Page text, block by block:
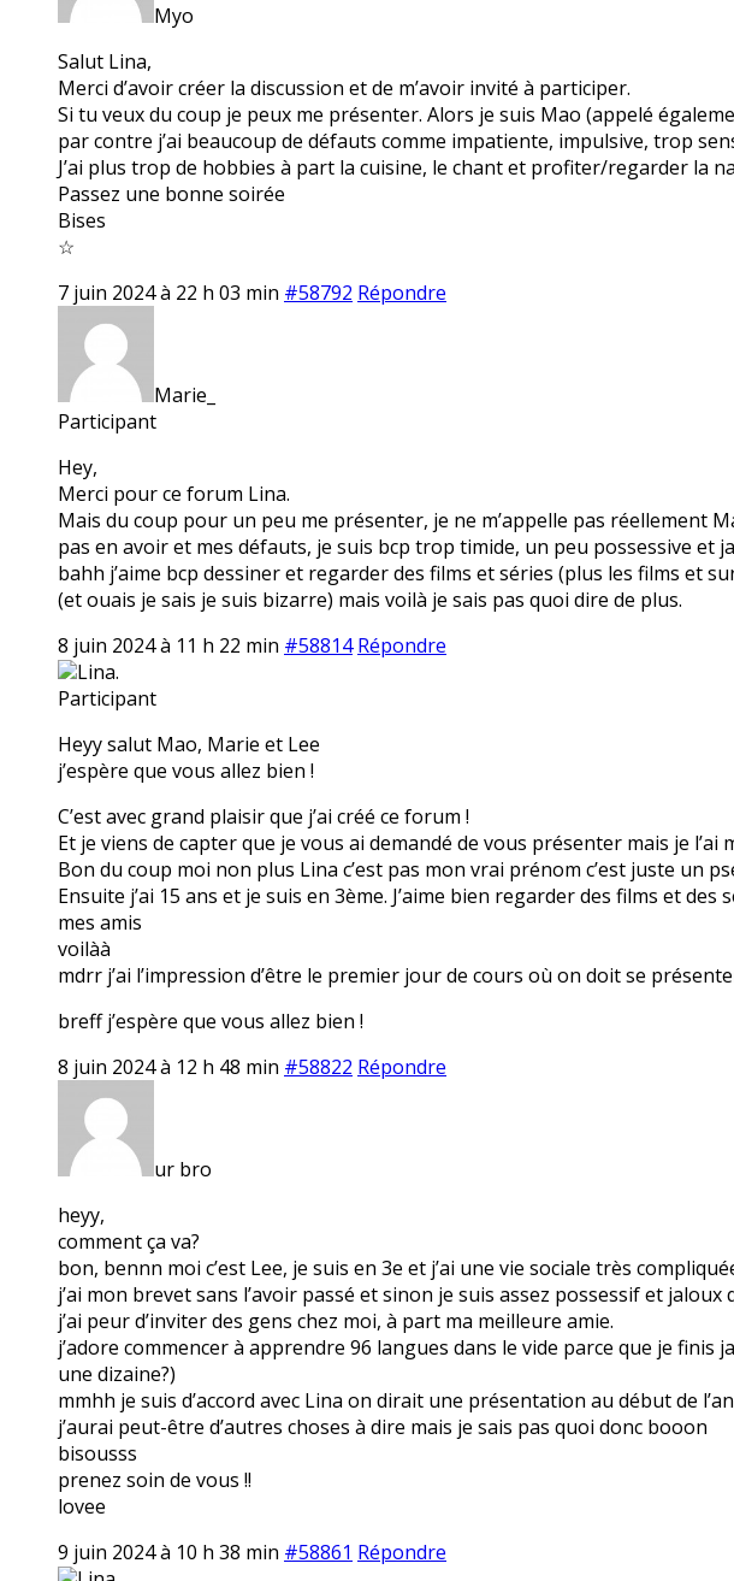
Myo
Salut Lina,
Merci d’avoir créer la discussion et de m’avoir invité à participer.
Si tu veux du coup je peux me présenter. Alors je suis Mao (appelé
par contre j’ai beaucoup de défauts comme impatiente, impulsive, trop
J’ai plus trop de hobbies à part la cuisine, le chant et profiter/regarder la
Passez une bonne soirée
Bises
☆
7 juin 2024 à 22 h 03 min #58792 Répondre
Marie_
Participant
Hey,
Merci pour ce forum Lina.
Mais du coup pour un peu me présenter, je ne m’appelle pas réellement
pas en avoir et mes défauts, je suis bcp trop timide, un peu possessive et
bahh j’aime bcp dessiner et regarder des films et séries (plus les films
(et ouais je sais je suis bizarre) mais voilà je sais pas quoi dire de plus.
8 juin 2024 à 11 h 22 min #58814 Répondre
Lina.
Participant
Heyy salut Mao, Marie et Lee
j’espère que vous allez bien !
C’est avec grand plaisir que j’ai créé ce forum !
Et je viens de capter que je vous ai demandé de vous présenter mais je l’ai
Bon du coup moi non plus Lina c’est pas mon vrai prénom c’est juste un
Ensuite j’ai 15 ans et je suis en 3ème. J’aime bien regarder des films et
mes amis
voilàà
mdrr j’ai l’impression d’être le premier jour de cours où on doit se
breff j’espère que vous allez bien !
8 juin 2024 à 12 h 48 min #58822 Répondre
ur bro
heyy,
comment ça va?
bon, bennn moi c’est Lee, je suis en 3e et j’ai une vie sociale très
j’ai mon brevet sans l’avoir passé et sinon je suis assez possessif et
j’ai peur d’inviter des gens chez moi, à part ma meilleure amie.
j’adore commencer à apprendre 96 langues dans le vide parce que je
une dizaine?)
mmhh je suis d’accord avec Lina on dirait une présentation au début de
j’aurai peut-être d’autres choses à dire mais je sais pas quoi donc booon
bisousss
prenez soin de vous !!
lovee
9 juin 2024 à 10 h 38 min #58861 Répondre